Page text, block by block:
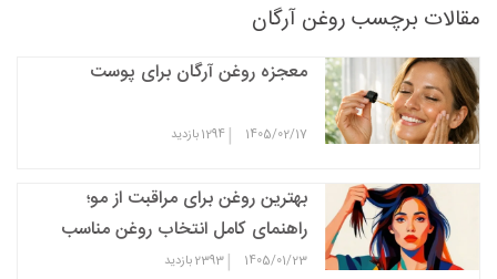
مقالات برچسب روغن آرگان
معجزه روغن آرگان برای پوست
1405/02/17
|
1294بازدید
بهترین روغن برای مراقبت از مو؛
راهنمای کامل انتخاب روغن مناسب
برای تقویت موها
1405/01/23
|
2393بازدید